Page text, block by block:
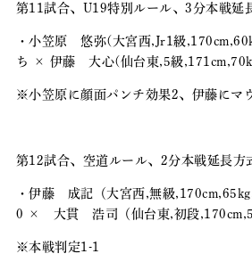
第11試合、U19特別ルール、3分本戦延
・小笠原 悠弥(大宮西,Jr1級
ち × 伊藤 大心(仙台東,5級
※小笠原に顔面パンチ効果2、伊藤にマ
第12試合、空道ルール、2分本戦延長方
・伊藤 成記（大宮西,無級
0 × 大貫 浩司（仙台東,初段
※本戦判定1-1